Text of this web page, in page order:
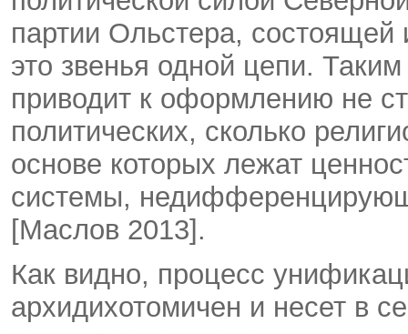
партии Ольстера, состоящей
это звенья одной цепи.
приводит к оформлению не
политических, сколько
основе которых лежат
системы,
[Маслов 2013].
Как видно, процесс
архидихотомичен и несет в